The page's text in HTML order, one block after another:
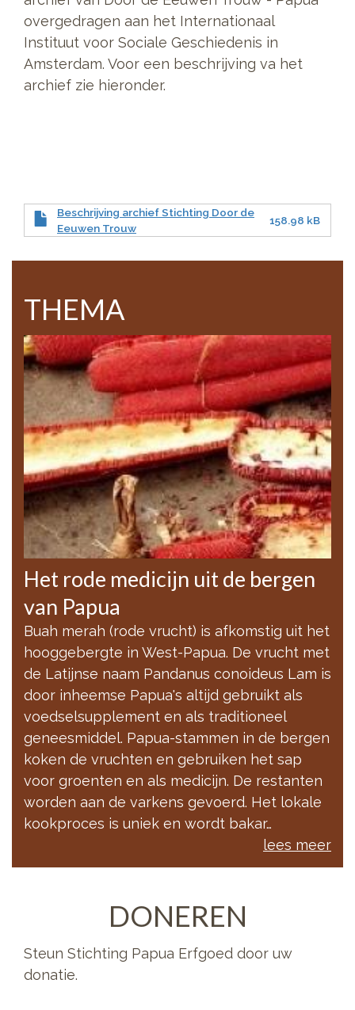
overgedragen aan het Internationaal
Instituut voor Sociale Geschiedenis in
Amsterdam. Voor een beschrijving va het
archief zie hieronder.
Beschrijving archief Stichting Door de
Eeuwen Trouw
158.98 kB
THEMA
Het rode medicijn uit de bergen
van Papua
Buah merah (rode vrucht) is afkomstig uit het
hooggebergte in West-Papua. De vrucht met
de Latijnse naam Pandanus conoideus Lam is
door inheemse Papua's altijd gebruikt als
voedselsupplement en als traditioneel
geneesmiddel. Papua-stammen in de bergen
koken de vruchten en gebruiken het sap
voor groenten en als medicijn. De restanten
worden aan de varkens gevoerd. Het lokale
kookproces is uniek en wordt bakar…
lees meer
DONEREN
Steun Stichting Papua Erfgoed door uw
donatie.